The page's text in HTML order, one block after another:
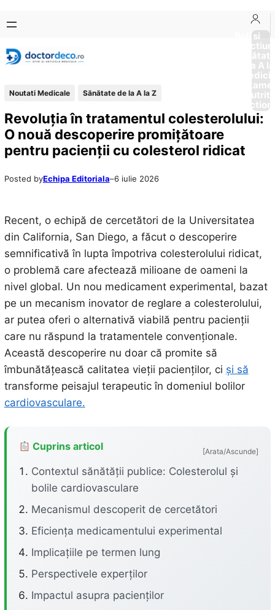
conținut
content
Boli si
Afectiuni
Sănătate
de la A
Noutati Medicale Sănătate de la A la Z
Revoluția în tratamentul colesterolului:
O nouă descoperire promițătoare
pentru pacienții cu colesterol ridicat
Posted byEchipa Editoriala–6 iulie 2026
Recent, o echipă de cercetători de la Universitatea
din California, San Diego, a făcut o descoperire
semnificativă în lupta împotriva colesterolului ridicat,
o problemă care afectează milioane de oameni la
nivel global. Un nou medicament experimental, bazat
pe un mecanism inovator de reglare a colesterolului,
ar putea oferi o alternativă viabilă pentru pacienții
care nu răspund la tratamentele convenționale.
Această descoperire nu doar că promite să
îmbunătățească calitatea vieții pacienților, ci și să
transforme peisajul terapeutic în domeniul bolilor
cardiovasculare.
Cuprins articol [Arata/Ascunde]
Contextul sănătății publice: Colesterolul și
bolile cardiovasculare
Mecanismul descoperit de cercetători
Eficiența medicamentului experimental
Implicațiile pe termen lung
Perspectivele experților
Impactul asupra pacienților